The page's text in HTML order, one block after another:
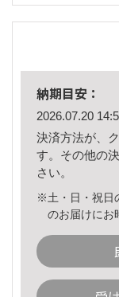
納期目安：
2026.07.20
決済方法が、
す。その他の
さい。
※土・日・祝日
のお届けにお